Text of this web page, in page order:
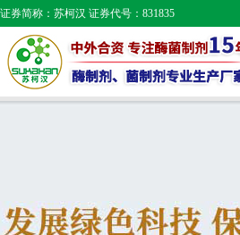
证券简称：苏柯汉 证券代号：831835